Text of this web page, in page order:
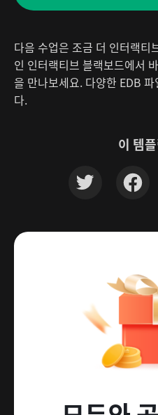
다음 수업은 조금 더 인터랙티
인 인터랙티브 블랙보드에서
을 만나보세요. 다양한 EDB
다.
이 템